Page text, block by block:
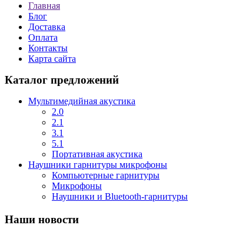
Главная
Блог
Доставка
Оплата
Контакты
Карта сайта
Каталог предложений
Мультимедийная акустика
2.0
2.1
3.1
5.1
Портативная акустика
Наушники гарнитуры микрофоны
Компьютерные гарнитуры
Микрофоны
Наушники и Bluetooth-гарнитуры
Наши новости